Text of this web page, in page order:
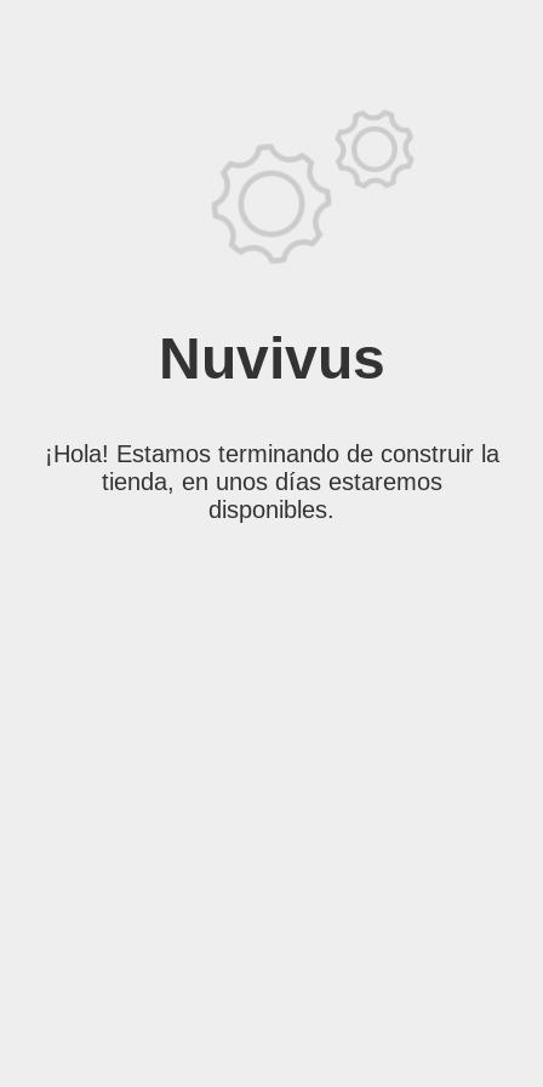
Nuvivus
¡Hola! Estamos terminando de construir la
tienda, en unos días estaremos
disponibles.